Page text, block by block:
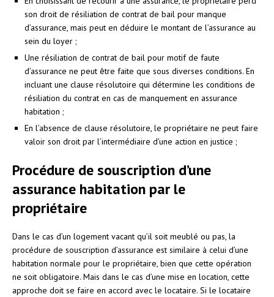
son droit de résiliation de contrat de bail pour manque
d’assurance, mais peut en déduire le montant de l’assurance au
sein du loyer ;
Une résiliation de contrat de bail pour motif de faute
d’assurance ne peut être faite que sous diverses conditions. En
incluant une clause résolutoire qui détermine les conditions de
résiliation du contrat en cas de manquement en assurance
habitation ;
En l’absence de clause résolutoire, le propriétaire ne peut faire
valoir son droit par l’intermédiaire d’une action en justice ;
Procédure de souscription d’une
assurance habitation par le
propriétaire
Dans le cas d’un logement vacant qu’il soit meublé ou pas, la
procédure de souscription d’assurance est similaire à celui d’une
habitation normale pour le propriétaire, bien que cette opération
ne soit obligatoire. Mais dans le cas d’une mise en location, cette
approche doit se faire en accord avec le locataire. Si le locataire